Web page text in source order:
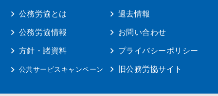
公務労協とは
公務労協情報
方針・諸資料
公共サービスキャンペーン
過去情報
お問い合わせ
プライバシーポリシー
旧公務労協サイト